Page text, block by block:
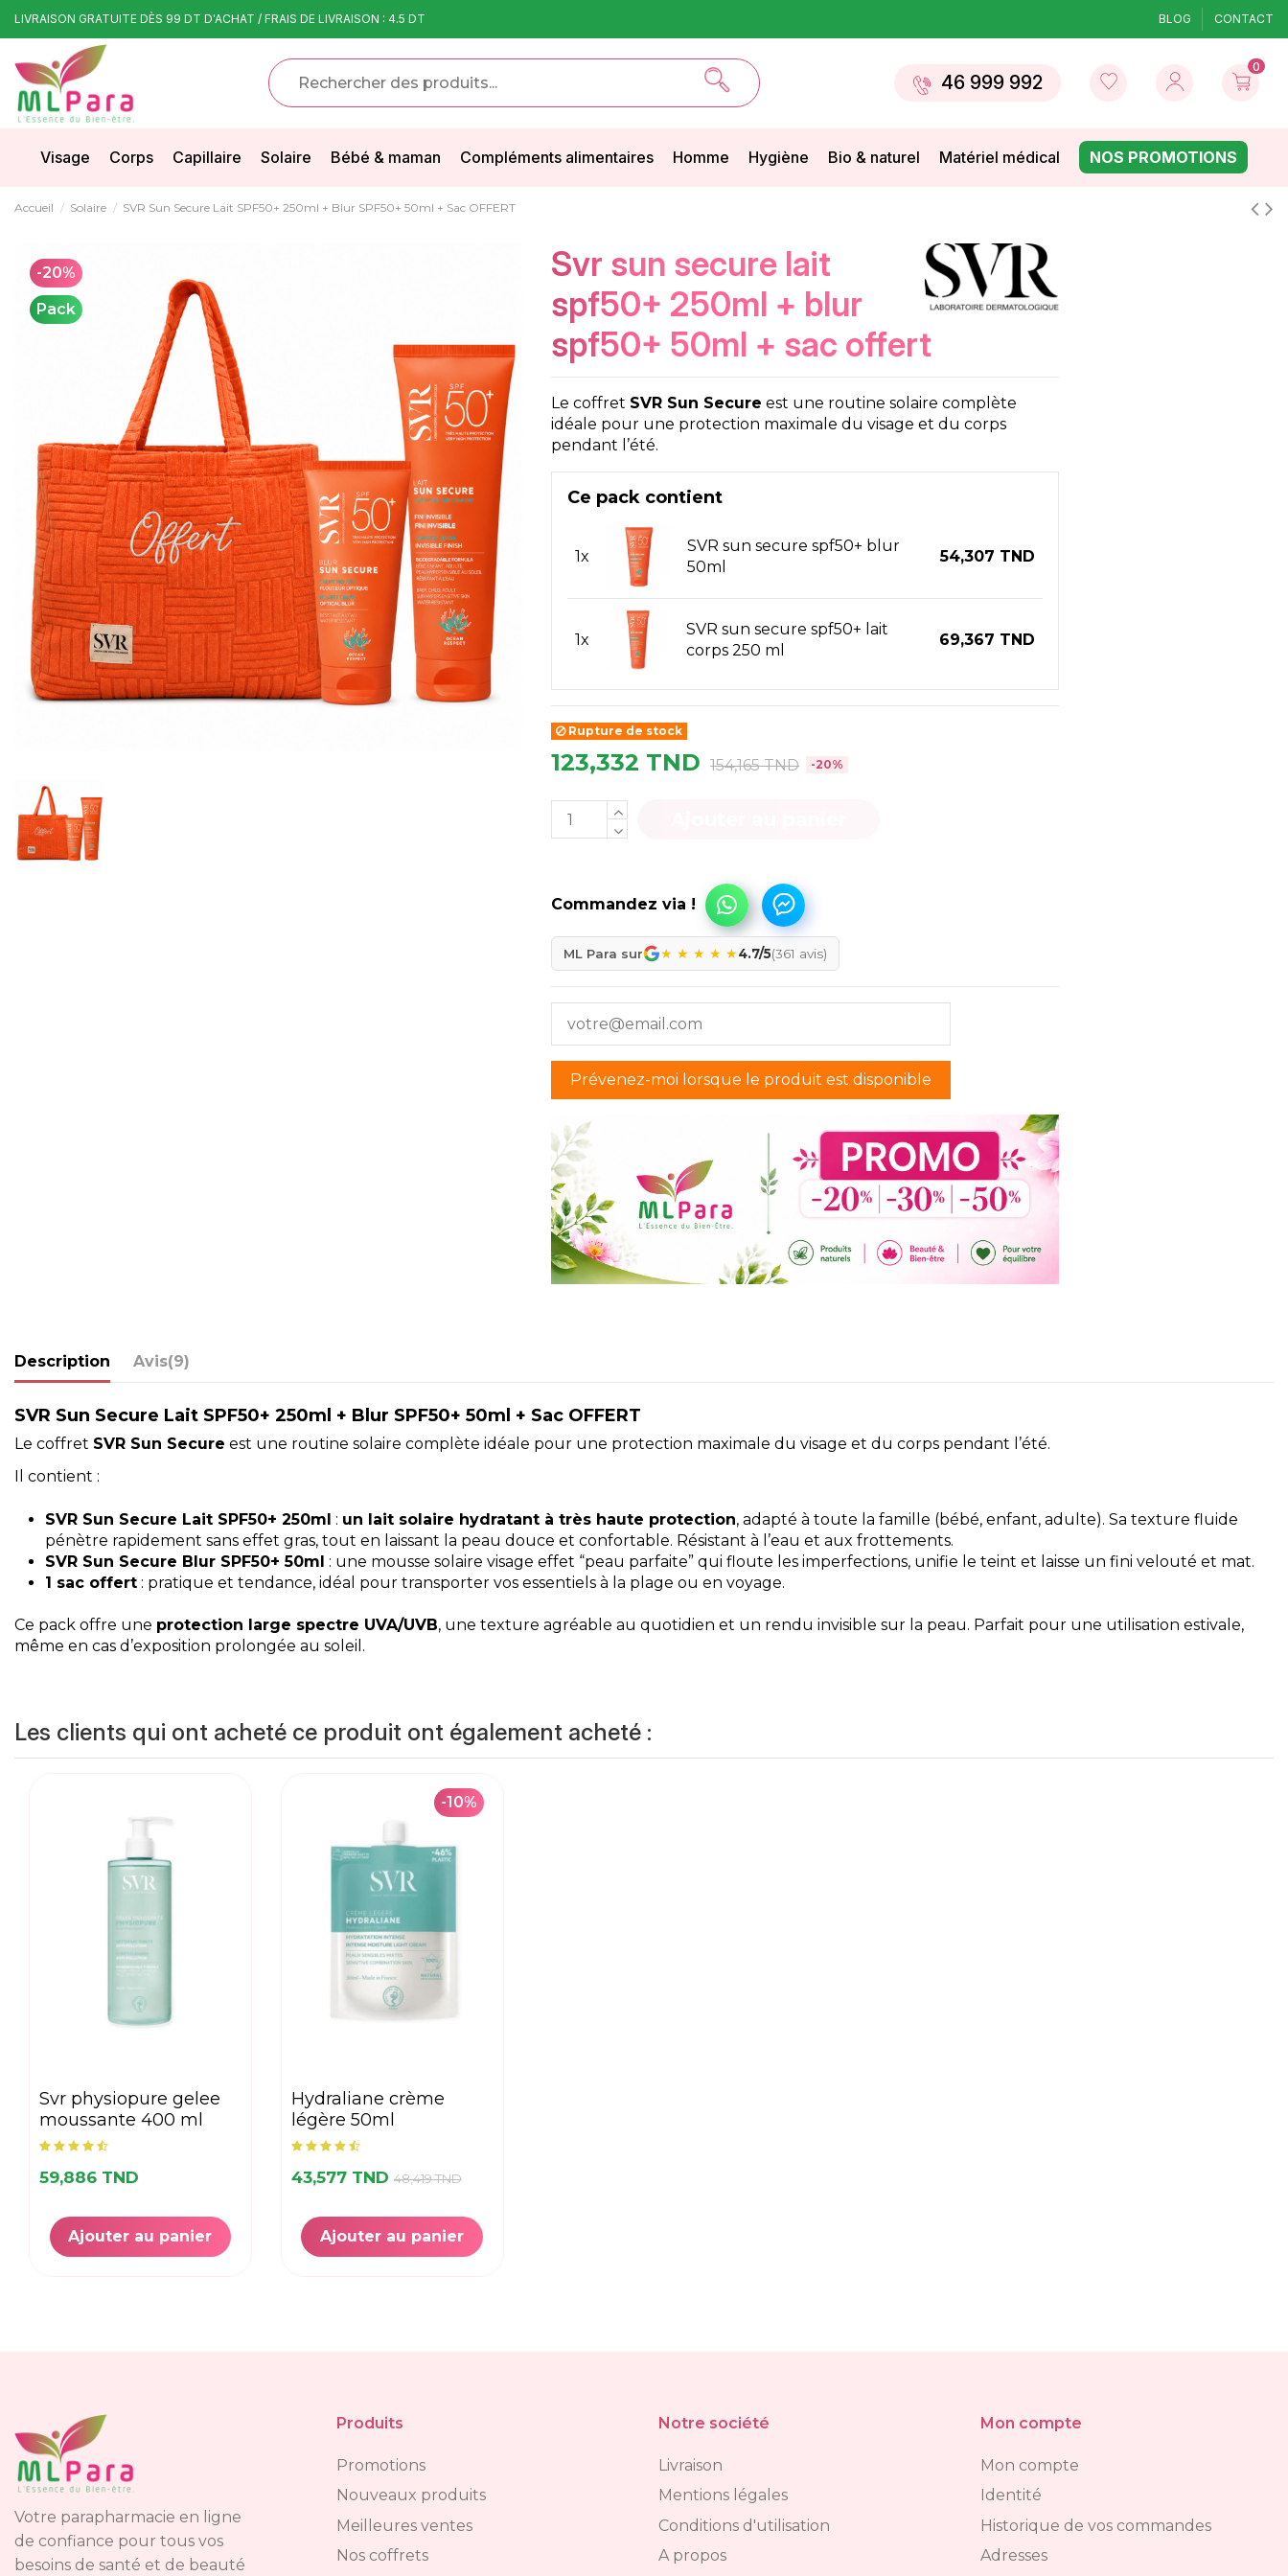
LIVRAISON GRATUITE DÈS 99 DT D'ACHAT / FRAIS DE LIVRAISON : 4.5 DT BLOG CONTACT
46 999 992
0
Visage Corps Capillaire Solaire Bébé & maman Compléments alimentaires Homme Hygiène Bio & naturel Matériel médical NOS PROMOTIONS
Accueil Solaire SVR Sun Secure Lait SPF50+ 250ml + Blur SPF50+ 50ml + Sac OFFERT
-20%
Pack
svr sun secure lait
spf50+ 250ml + blur
spf50+ 50ml + sac offert
Le coffret SVR Sun Secure est une routine solaire complète
idéale pour une protection maximale du visage et du corps
pendant l’été.
Ce pack contient
1x
SVR sun secure spf50+ blur
50ml
54,307 TND
1x
SVR sun secure spf50+ lait
corps 250 ml
69,367 TND
Rupture de stock
123,332 TND 154,165 TND -20%
ML Para sur ★ ★ ★ ★ ★4.7/5(361 avis)
Description Avis(9)
SVR Sun Secure Lait SPF50+ 250ml + Blur SPF50+ 50ml + Sac OFFERT
Le coffret SVR Sun Secure est une routine solaire complète idéale pour une protection maximale du visage et du corps pendant l’été.
Il contient :
SVR Sun Secure Lait SPF50+ 250ml : un lait solaire hydratant à très haute protection, adapté à toute la famille (bébé, enfant, adulte). Sa texture fluide
pénètre rapidement sans effet gras, tout en laissant la peau douce et confortable. Résistant à l’eau et aux frottements.
SVR Sun Secure Blur SPF50+ 50ml : une mousse solaire visage effet “peau parfaite” qui floute les imperfections, unifie le teint et laisse un fini velouté et mat.
1 sac offert : pratique et tendance, idéal pour transporter vos essentiels à la plage ou en voyage.
Ce pack offre une protection large spectre UVA/UVB, une texture agréable au quotidien et un rendu invisible sur la peau. Parfait pour une utilisation estivale,
même en cas d’exposition prolongée au soleil.
Les clients qui ont acheté ce produit ont également acheté :
svr physiopure gelee
moussante 400 ml
59,886 TND
Ajouter au panier
-10%
hydraliane crème
légère 50ml
43,577 TND 48,419 TND
Ajouter au panier
Votre parapharmacie en ligne
de confiance pour tous vos
besoins de santé et de beauté
Produits
Promotions
Nouveaux produits
Meilleures ventes
Nos coffrets
Notre société
Livraison
Mentions légales
Conditions d'utilisation
A propos
Mon compte
Mon compte
Identité
Historique de vos commandes
Adresses